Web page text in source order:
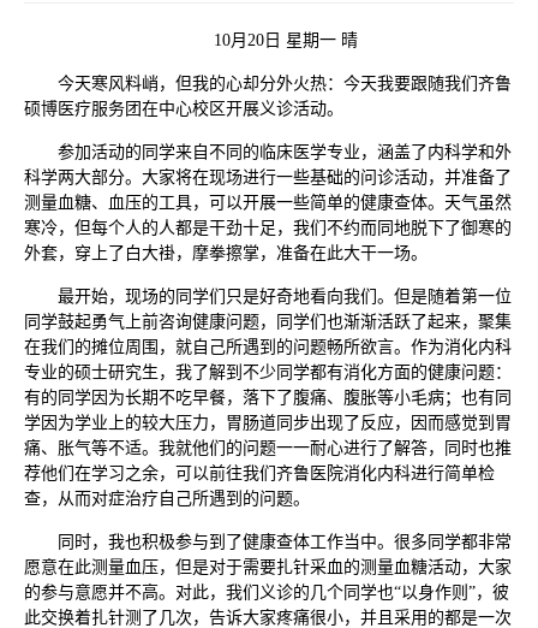
10月20日 星期一 晴
今天寒风料峭，但我的心却分外火热：今天我要跟随我们齐鲁
硕博医疗服务团在中心校区开展义诊活动。
参加活动的同学来自不同的临床医学专业，涵盖了内科学和外
科学两大部分。大家将在现场进行一些基础的问诊活动，并准备了
测量血糖、血压的工具，可以开展一些简单的健康查体。天气虽然
寒冷，但每个人的人都是干劲十足，我们不约而同地脱下了御寒的
外套，穿上了白大褂，摩拳擦掌，准备在此大干一场。
最开始，现场的同学们只是好奇地看向我们。但是随着第一位
同学鼓起勇气上前咨询健康问题，同学们也渐渐活跃了起来，聚集
在我们的摊位周围，就自己所遇到的问题畅所欲言。作为消化内科
专业的硕士研究生，我了解到不少同学都有消化方面的健康问题：
有的同学因为长期不吃早餐，落下了腹痛、腹胀等小毛病；也有同
学因为学业上的较大压力，胃肠道同步出现了反应，因而感觉到胃
痛、胀气等不适。我就他们的问题一一耐心进行了解答，同时也推
荐他们在学习之余，可以前往我们齐鲁医院消化内科进行简单检
查，从而对症治疗自己所遇到的问题。
同时，我也积极参与到了健康查体工作当中。很多同学都非常
愿意在此测量血压，但是对于需要扎针采血的测量血糖活动，大家
的参与意愿并不高。对此，我们义诊的几个同学也“以身作则”，彼
此交换着扎针测了几次，告诉大家疼痛很小，并且采用的都是一次